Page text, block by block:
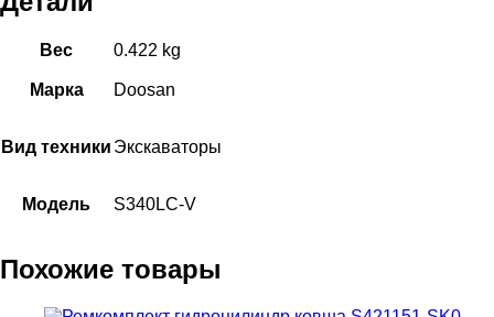
Вес 0.422 kg
Марка Doosan
Вид техники Экскаваторы
Модель S340LC-V
Похожие товары